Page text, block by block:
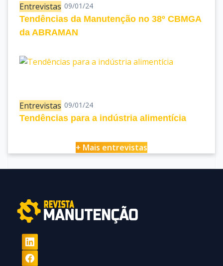
Entrevistas 09/01/24
Tendências da Manutenção no 38º CBMGA
da ABRAMAN
Entrevistas 09/01/24
Tendências para a indústria alimentícia
+ Mais entrevistas